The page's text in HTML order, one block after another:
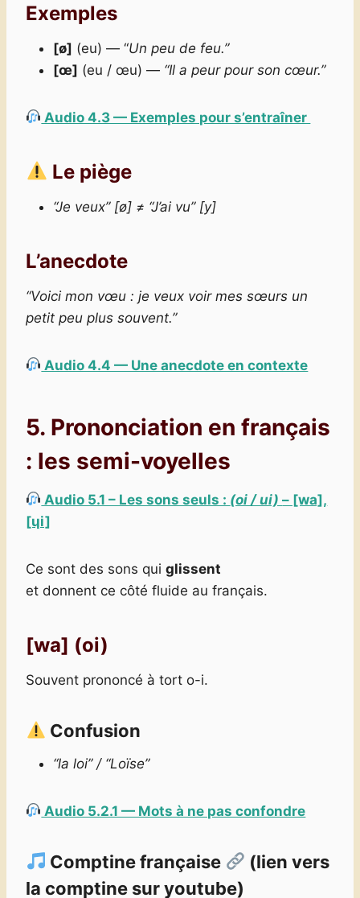
Exemples
[ø] (eu) — “Un peu de feu.”
[œ] (eu / œu) — “Il a peur pour son cœur.”
Audio 4.3 — Exemples pour s’entraîner
Le piège
“Je veux” [ø] ≠ “J’ai vu” [y]
L’anecdote
“Voici mon vœu : je veux voir mes sœurs un
petit peu plus souvent.”
Audio 4.4 — Une anecdote en contexte
5. Prononciation en français
: les semi-voyelles
Audio 5.1 – Les sons seuls : (oi / ui)– [wa],
[ɥi]
Ce sont des sons qui glissent
et donnent ce côté fluide au français.
[wa] (oi)
Souvent prononcé à tort o-i.
Confusion
“la loi” / “Loïse”
Audio 5.2.1 — Mots à ne pas confondre
Comptine française
(lien vers
la comptine sur youtube)